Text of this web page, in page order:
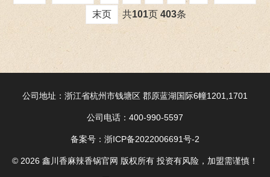
末页
共101页 403条
公司地址：浙江省杭州市钱塘区 郡原蓝湖国际6幢1201,1701
公司电话：400-990-5597
备案号： 浙ICP备2022006691号-2
© 2026 鑫川香麻辣香锅官网 版权所有 投资有风险，加盟需谨慎！